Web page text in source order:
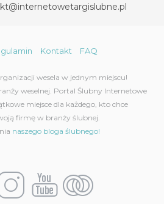
Kontakt FAQ
wesela w jednym miejscu!
weselnej. Portal Ślubny Internetowe
miejsce dla każdego, kto chce
firmę w branży ślubnej.
naszego bloga ślubnego!